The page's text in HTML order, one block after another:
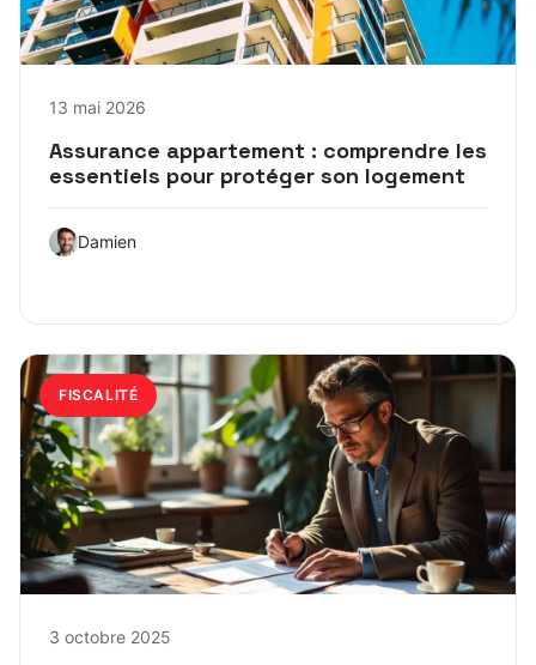
13 mai 2026
Assurance appartement : comprendre les
essentiels pour protéger son logement
Damien
FISCALITÉ
3 octobre 2025